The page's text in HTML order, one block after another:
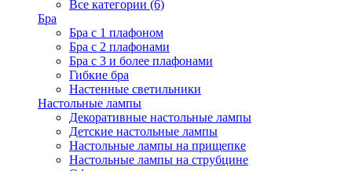
Все категории (6)
Бра
Бра с 1 плафоном
Бра с 2 плафонами
Бра с 3 и более плафонами
Гибкие бра
Настенные светильники
Настольные лампы
Декоративные настольные лампы
Детские настольные лампы
Настольные лампы на прищепке
Настольные лампы на струбцине